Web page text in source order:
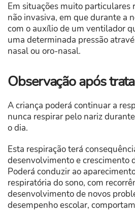
Em situações muito particulares
não invasiva, em que durante a
com o auxílio de um ventilador
uma determinada pressão
nasal ou oro-nasal.
Observação após
A criança poderá continuar a
nunca respirar pelo nariz
o dia.
Esta respiração terá
desenvolvimento e crescimento
Poderá conduzir ao
respiratória do sono, com
desenvolvimento de novos
desempenho escolar,